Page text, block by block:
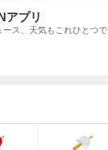
アプリ
ース、天気もこれひとつで